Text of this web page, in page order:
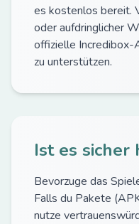
es kostenlos bereit.
oder aufdringlicher
offizielle Incredibox-
zu unterstützen.
Ist es sicher
Bevorzuge das
Falls du Pakete
nutze